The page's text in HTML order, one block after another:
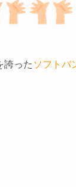
誇った ソフトバ